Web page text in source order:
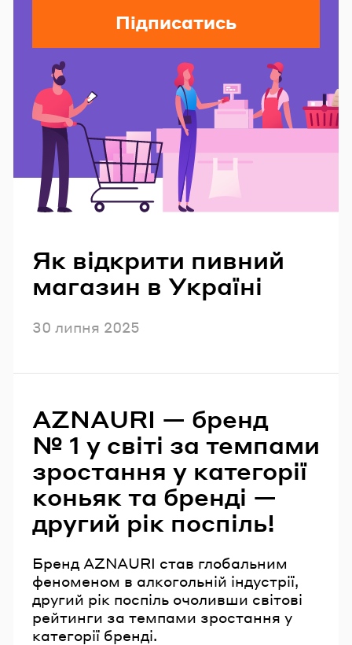
Підписатись
Як відкрити пивний
магазин в Україні
Опубліковано
30 липня 2025
AZNAURI — бренд
№ 1 у світі за темпами
зростання у категорії
коньяк та бренді —
другий рік поспіль!
Бренд AZNAURI став глобальним
феноменом в алкогольній індустрії,
другий рік поспіль очоливши світові
рейтинги за темпами зростання у
категорії бренді.